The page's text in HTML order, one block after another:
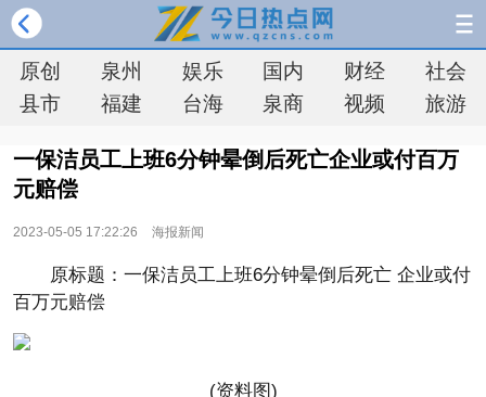
原创 泉州 娱乐 国内 财经
社会
县市
福建 台海 泉商 视频 旅游
一保洁员工上班6分钟晕倒后死亡企业或付百万
元赔偿
2023-05-05 17:22:26 海报新闻
原标题：一保洁员工上班6分钟晕倒后死亡 企业或付
百万元赔偿
(资料图)